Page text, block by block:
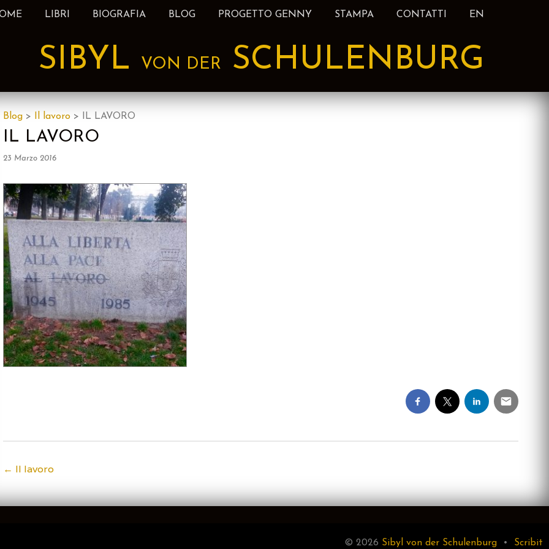
LIBRI BIOGRAFIA BLOG PROGETTO GENNY STAMPA CONTATTI EN
SIBYL VON DER SCHULENBURG
Blog > Il lavoro > IL LAVORO
IL LAVORO
23 Marzo 2016
Post
navigation
← Il lavoro
© 2026 Sibyl von der Schulenburg • Scribit